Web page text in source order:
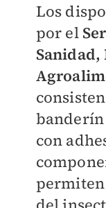
Los
por el
con